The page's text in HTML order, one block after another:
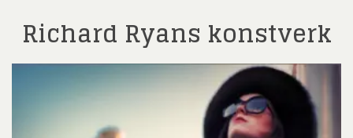
Richard Ryans konstverk